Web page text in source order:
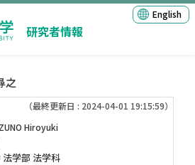
研究者情報
English
之
（最終更新日 : 2024-04-01 19:15:59）
Hiroyuki
学部 法学科